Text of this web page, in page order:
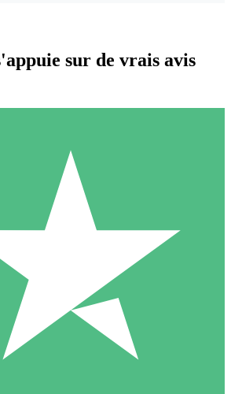
Crédits Individuels
des crédits de téléchargement. Sans
1 Téléchargement
10 00
sur de vrais avis